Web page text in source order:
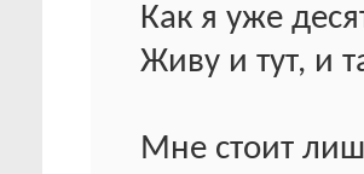
Как я уже
Живу и тут, и
Мне стоит